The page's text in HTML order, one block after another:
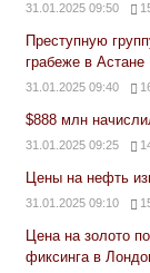
31.01.2025 09:50
Преступную
грабеже в Астане
31.01.2025 09:40
$888 млн
31.01.2025 09:25
Цены на нефть
31.01.2025 09:10
Цена на золото
фиксинга в